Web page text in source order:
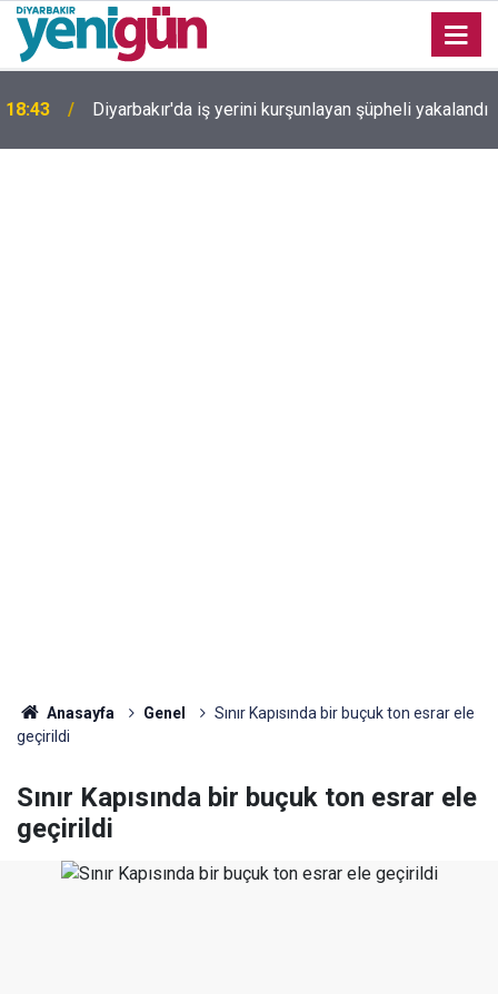
18:43 Diyarbakır'da iş yerini kurşunlayan şüpheli yakalandı
Anasayfa Genel
Sınır Kapısında bir buçuk ton esrar ele
geçirildi
Sınır Kapısında bir buçuk ton esrar ele
geçirildi